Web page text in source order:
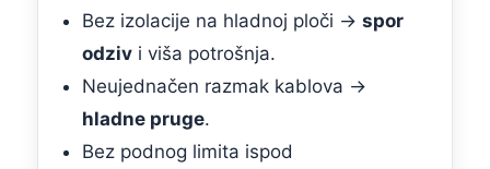
Bez izolacije na hladnoj ploči → spor
odziv i viša potrošnja.
Neujednačen razmak kablova →
hladne pruge.
Bez podnog limita ispod